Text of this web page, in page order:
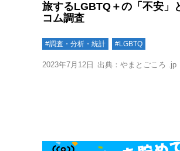
旅するLGBTQ＋の「不安」
コム調査
#調査・分析・統計 #LGBTQ
2023年7月12日 出典：やまとごころ .jp